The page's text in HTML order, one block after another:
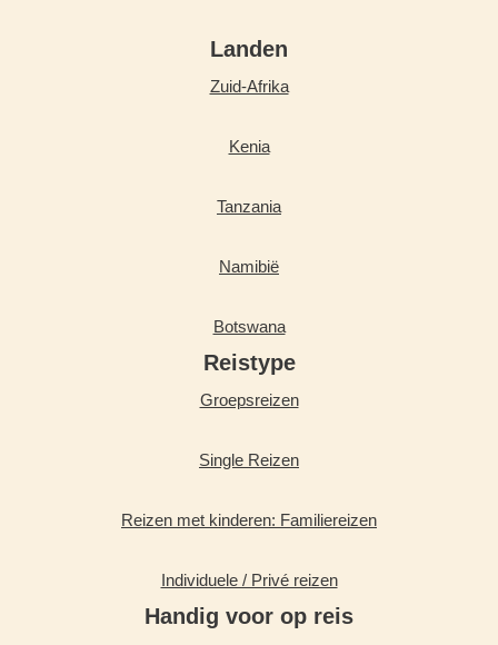
Landen
Zuid-Afrika
Kenia
Tanzania
Namibië
Botswana
Reistype
Groepsreizen
Single Reizen
Reizen met kinderen: Familiereizen
Individuele / Privé reizen
Handig voor op reis